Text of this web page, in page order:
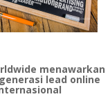
menawarkan
lead online